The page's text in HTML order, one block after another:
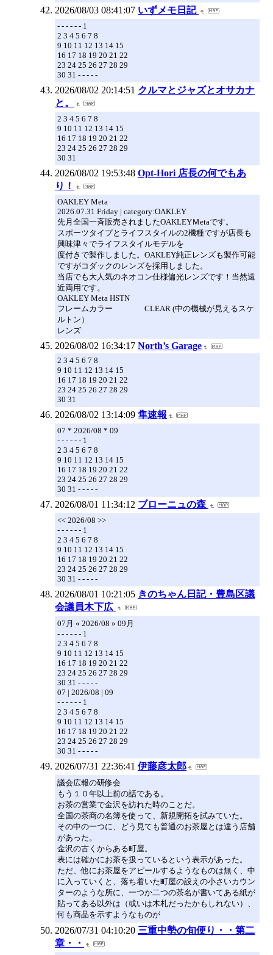
2026/08/03 08:41:07 いずメモ日記
- - - - - - 1
2 3 4 5 6 7 8
9 10 11 12 13 14 15
16 17 18 19 20 21 22
23 24 25 26 27 28 29
30 31 - - - - -
2026/08/02 20:14:51 クルマとジャズとオサカナ
と。
2 3 4 5 6 7 8
9 10 11 12 13 14 15
16 17 18 19 20 21 22
23 24 25 26 27 28 29
30 31
2026/08/02 19:53:48 Opt-Hori 店長の何でもあ
り！
OAKLEY Meta
2026.07.31 Friday | category:OAKLEY
先月全国一斉販売されましたOAKLEYＭetaです。
スポーツタイプとライフスタイルの2機種ですが店長も
興味津々でライフスタイルモデルを
度付きで製作しました。OAKLEY純正レンズも製作可能
ですがコダックのレンズを採用しました。
当店でも大人気のネオコン仕様偏光レンズです！当然遠
近両用です。
OAKLEY Meta HSTN
フレームカラー CLEAR (中の機械が見えるスケ
ルトン）
レンズ
2026/08/02 16:34:17 North’s Garage
2 3 4 5 6 7 8
9 10 11 12 13 14 15
16 17 18 19 20 21 22
23 24 25 26 27 28 29
30 31
2026/08/02 13:14:09 隼速報
07 * 2026/08 * 09
- - - - - - 1
2 3 4 5 6 7 8
9 10 11 12 13 14 15
16 17 18 19 20 21 22
23 24 25 26 27 28 29
30 31 - - - - -
2026/08/01 11:34:12 ブローニュの森
<< 2026/08 >>
- - - - - - 1
2 3 4 5 6 7 8
9 10 11 12 13 14 15
16 17 18 19 20 21 22
23 24 25 26 27 28 29
30 31 - - - - -
2026/08/01 10:21:05 きのちゃん日記・豊島区議
会議員木下広
07月 « 2026/08 » 09月
- - - - - - 1
2 3 4 5 6 7 8
9 10 11 12 13 14 15
16 17 18 19 20 21 22
23 24 25 26 27 28 29
30 31 - - - - -
07 | 2026/08 | 09
- - - - - - 1
2 3 4 5 6 7 8
9 10 11 12 13 14 15
16 17 18 19 20 21 22
23 24 25 26 27 28 29
30 31 - - - - -
2026/07/31 22:36:41 伊藤彦太郎
議会広報の研修会
もう１０年以上前の話である。
お茶の営業で金沢を訪れた時のことだ。
全国の茶商の名簿を使って、新規開拓を試みていた。
その中の一つに、どう見ても普通のお茶屋とは違う店舗
があった。
金沢の古くからある町屋。
表には確かにお茶を扱っているという表示があった。
ただ、他にお茶屋をアピールするようなものは無く、中
に入っていくと、落ち着いた町屋の設えの小さいカウン
ターのような所に、一つか二つの茶名が書いてある紙が
貼ってある以外は（或いは木札だったかもしれない）、
何も商品を示すようなものが
2026/07/31 04:10:20 三重中勢の旬便り・・第二
章・・